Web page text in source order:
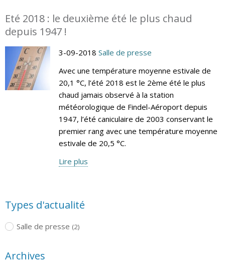
Eté 2018 : le deuxième été le plus chaud
depuis 1947 !
3-09-2018 Salle de presse
Avec une température moyenne estivale de
20,1 °C, l’été 2018 est le 2ème été le plus
chaud jamais observé à la station
météorologique de Findel-Aéroport depuis
1947, l’été caniculaire de 2003 conservant le
premier rang avec une température moyenne
estivale de 20,5 °C.
Lire plus
Types d'actualité
Salle de presse (2)
Archives